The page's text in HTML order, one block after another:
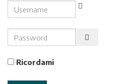
Username
Password
Ricordami